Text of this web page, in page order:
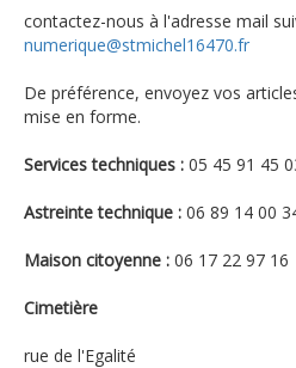
contactez-nous à l'adresse mail
numerique@stmichel16470.fr
De préférence, envoyez vos
mise en forme.
Services techniques : 05 45 91 45
Astreinte technique : 06 89 14 00
Maison citoyenne : 06 17 22 97 16
Cimetière
rue de l'Egalité